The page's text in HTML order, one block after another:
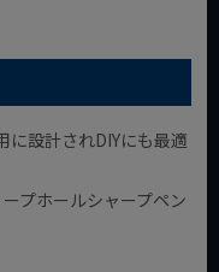
に設計されDIYにも最適
プホールシャープペン